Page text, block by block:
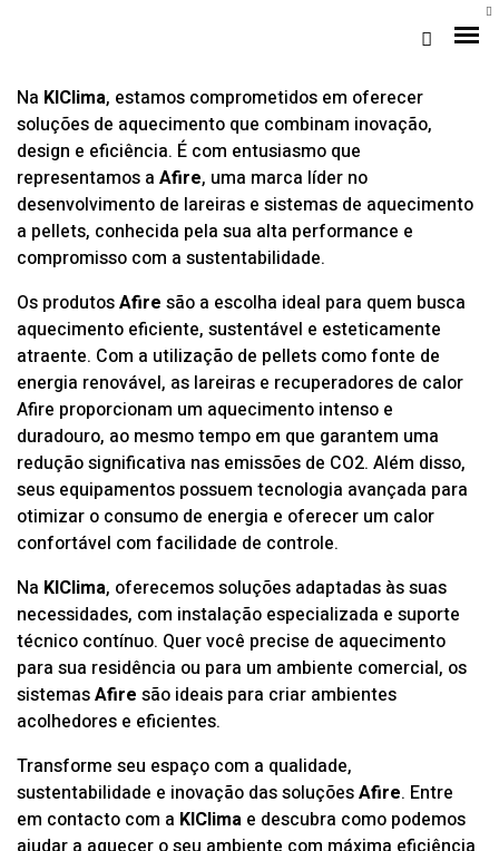
Loja Braga (Sede)
Loja Gaia
Assistência
Pós-venda
Na KlClima, estamos comprometidos em oferecer
soluções de aquecimento que combinam inovação,
design e eficiência. É com entusiasmo que
representamos a Afire, uma marca líder no
desenvolvimento de lareiras e sistemas de aquecimento
a pellets, conhecida pela sua alta performance e
compromisso com a sustentabilidade.
Os produtosAfire são a escolha ideal para quem busca
aquecimento eficiente, sustentável e esteticamente
atraente. Com a utilização de pellets como fonte de
energia renovável, as lareiras e recuperadores de calor
Afire proporcionam um aquecimento intenso e
duradouro, ao mesmo tempo em que garantem uma
redução significativa nas emissões de CO2. Além disso,
seus equipamentos possuem tecnologia avançada para
otimizar o consumo de energia e oferecer um calor
confortável com facilidade de controle.
Na KlClima, oferecemos soluções adaptadas às suas
necessidades, com instalação especializada e suporte
técnico contínuo. Quer você precise de aquecimento
para sua residência ou para um ambiente comercial, os
sistemasAfire são ideais para criar ambientes
acolhedores e eficientes.
Transforme seu espaço com a qualidade,
sustentabilidade e inovação das soluçõesAfire. Entre
em contacto com a KlClima e descubra como podemos